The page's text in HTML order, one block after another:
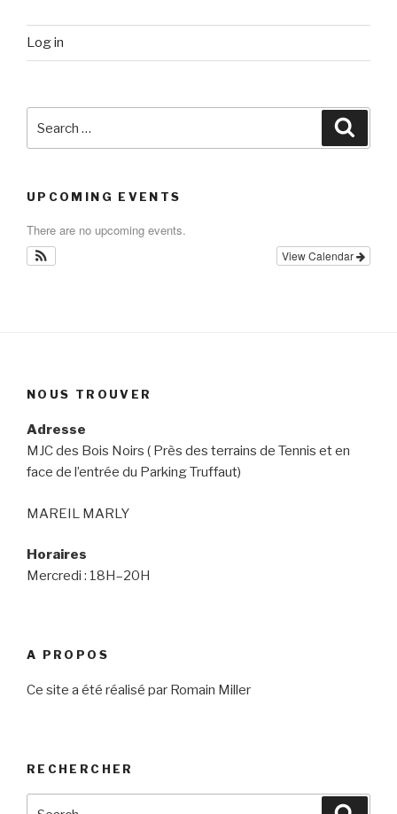
Log in
for:
UPCOMING EVENTS
There are no upcoming events.
View Calendar
NOUS TROUVER
Adresse
MJC des Bois Noirs ( Près des terrains de Tennis et en
face de l’entrée du Parking Truffaut)
MAREIL MARLY
Horaires
Mercredi : 18H–20H
A PROPOS
Ce site a été réalisé par Romain Miller
RECHERCHER